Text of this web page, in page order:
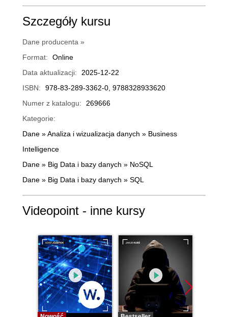
Szczegóły kursu
Dane producenta »
Format:
Online
Data aktualizacji:
2025-12-22
ISBN:
978-83-289-3362-0, 9788328933620
Numer z katalogu:
269666
Kategorie:
Dane »Analiza i wizualizacja danych » Business
Intelligence
Dane » Big Data i bazy danych » NoSQL
Dane » Big Data i bazy danych » SQL
Videopoint - inne kursy